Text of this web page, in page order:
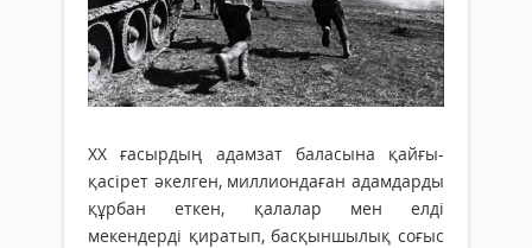
ХХ ғасырдың адамзат баласына қайғы-
қасірет әкелген, миллиондаған адамдарды
құрбан еткен, қалалар мен елді
мекендерді қиратып, басқыншылық соғыс